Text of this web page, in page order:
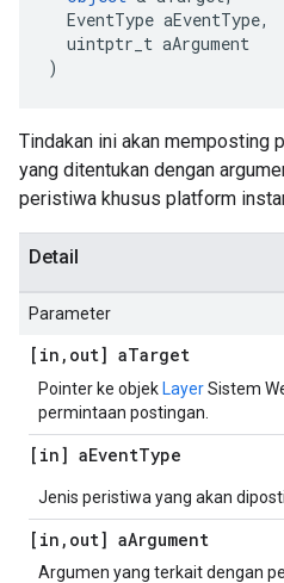
  EventType aEventType,
  uintptr_t aArgument
)
Tindakan ini akan memposting
yang ditentukan dengan
peristiwa khusus platform
Detail
Parameter
[in , out] aTarget
Pointer ke objek LayerSistem
permintaan postingan.
[in] aEventType
Jenis peristiwa yang akan
[in , out] aArgument
Argumen yang terkait dengan